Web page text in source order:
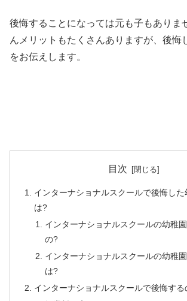
後悔することになっては元も子もありま
んメリットもたくさんありますが、後悔
をお伝えします。
目次
インターナショナルスクールで後悔した
は?
インターナショナルスクールの幼稚
の?
インターナショナルスクールの幼稚
は?
インターナショナルスクールで後悔す